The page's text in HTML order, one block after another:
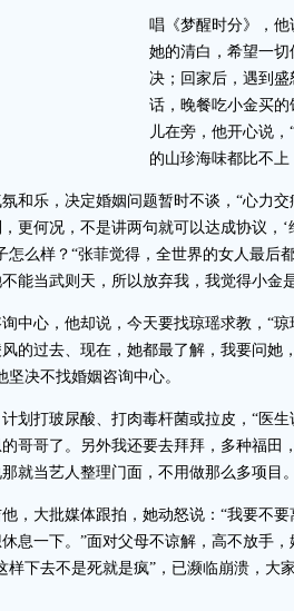
唱《梦醒时分》，
她的清白，希望一
决；回家后，遇到
话，晚餐吃小金买
儿在旁，他开心说
的山珍海味都比不上
乐，决定婚姻问题暂时不谈，“心力交
更何况，不是讲两句就可以达成协议，‘
怎么样？“张菲觉得，全世界的女人最后
能当武则天，所以放弃我，我觉得小金
心，他却说，今天要找琼瑶求教，“琼
的过去、现在，她都最了解，我要问她
决不找婚姻咨询中心。
打玻尿酸、打肉毒杆菌或拉皮，“医生
哥哥了。另外我还要去拜拜，多种福田
就当艺人整理门面，不用做那么多项目。
大批媒体跟拍，她动怒说：“我要不要
息一下。”面对父母不谅解，高不放手
样下去不是死就是疯”，已濒临崩溃，大